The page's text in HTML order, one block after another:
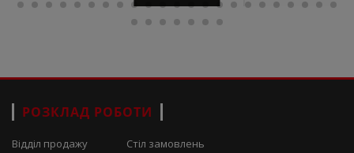
РОЗКЛАД РОБОТИ
Відділ продажу Стіл замовлень